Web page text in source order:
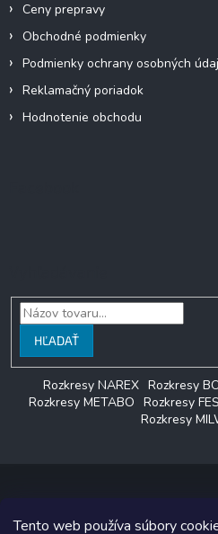
Tento web používa súbory
Ceny prepravy
Obchodné podmienky
Podmienky ochrany osobných
Reklamačný poriadok
Hodnotenie obchodu
HĽADAŤ
Rozkresy NAREX Rozkresy
Rozkresy METABO Rozkresy
Rozkresy